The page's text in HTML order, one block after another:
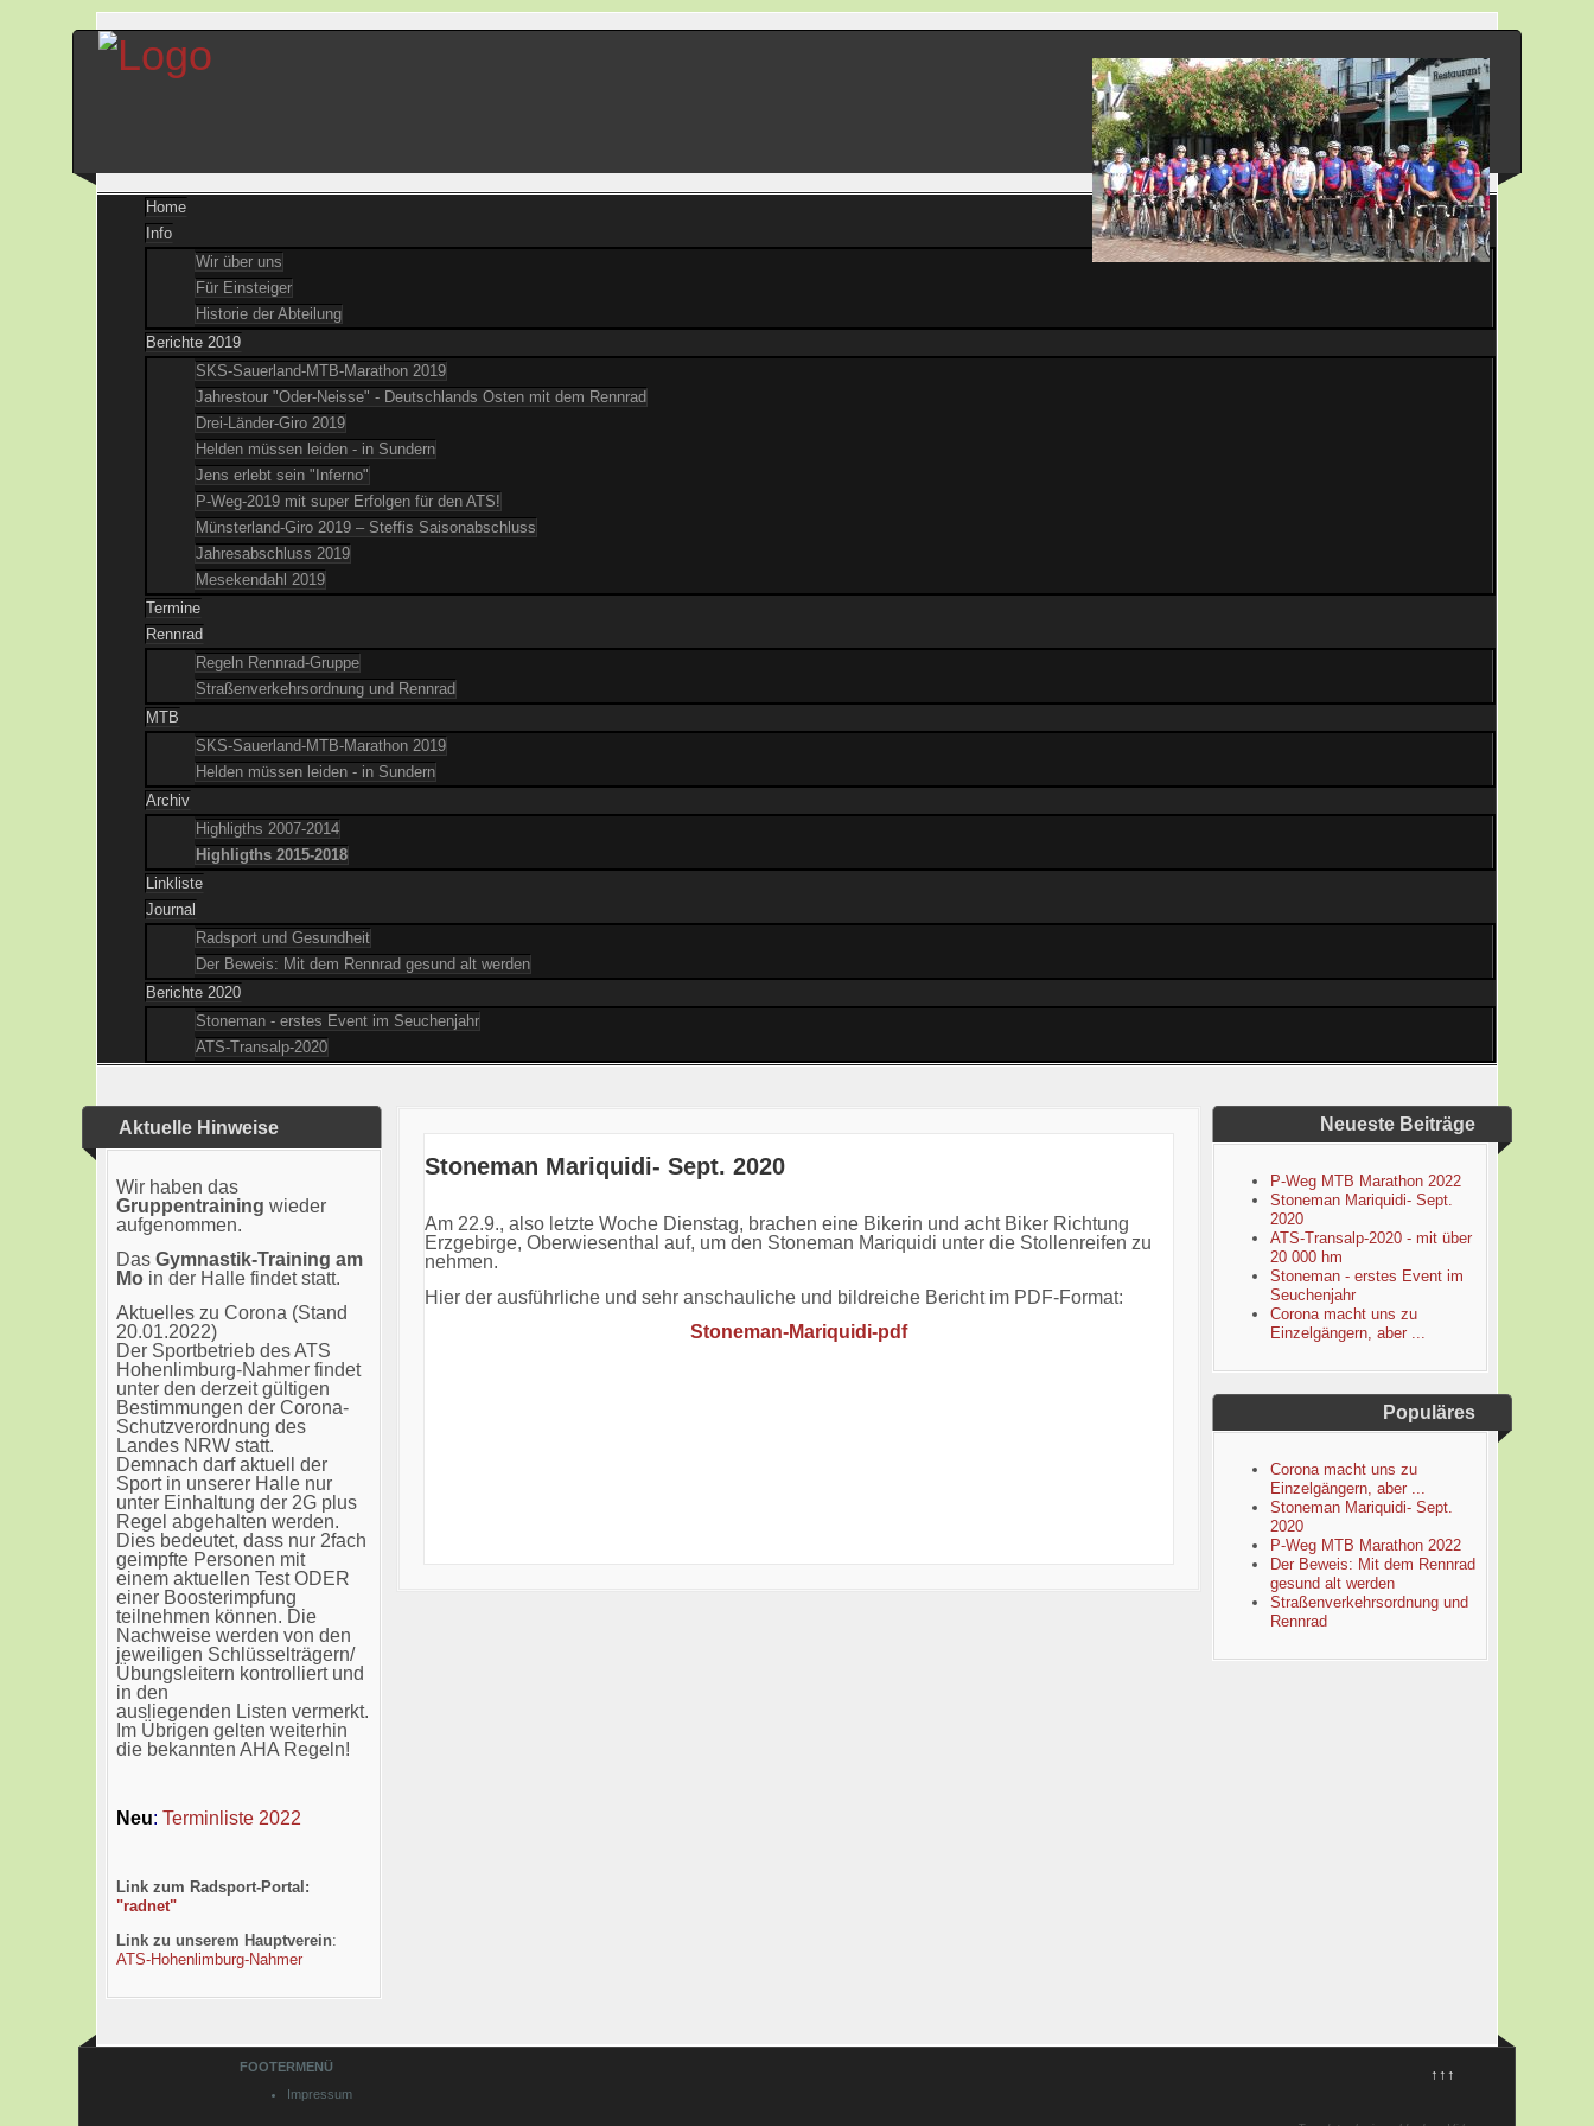
Home
Info
Wir über uns
Für Einsteiger
Historie der Abteilung
Berichte 2019
SKS-Sauerland-MTB-Marathon 2019
Jahrestour "Oder-Neisse" - Deutschlands Osten mit dem Rennrad
Drei-Länder-Giro 2019
Helden müssen leiden - in Sundern
Jens erlebt sein "Inferno"
P-Weg-2019 mit super Erfolgen für den ATS!
Münsterland-Giro 2019 – Steffis Saisonabschluss
Jahresabschluss 2019
Mesekendahl 2019
Termine
Rennrad
Regeln Rennrad-Gruppe
Straßenverkehrsordnung und Rennrad
MTB
SKS-Sauerland-MTB-Marathon 2019
Helden müssen leiden - in Sundern
Archiv
Highligths 2007-2014
Highligths 2015-2018
Linkliste
Journal
Radsport und Gesundheit
Der Beweis: Mit dem Rennrad gesund alt werden
Berichte 2020
Stoneman - erstes Event im Seuchenjahr
ATS-Transalp-2020
Aktuelle Hinweise
Wir haben das
Gruppentraining wieder
aufgenommen.
Das Gymnastik-Training am
Moin der Halle findet statt.
Aktuelles zu Corona (Stand
20.01.2022)
Der Sportbetrieb des ATS
Hohenlimburg-Nahmer findet
unter den derzeit gültigen
Bestimmungen der Corona-
Schutzverordnung des
Landes NRW statt.
Demnach darf aktuell der
Sport in unserer Halle nur
unter Einhaltung der 2G plus
Regel abgehalten werden.
Dies bedeutet, dass nur 2fach
geimpfte Personen mit
einem aktuellen Test ODER
einer Boosterimpfung
teilnehmen können. Die
Nachweise werden von den
jeweiligen Schlüsselträgern/
Übungsleitern kontrolliert und
in den
ausliegenden Listen vermerkt.
Im Übrigen gelten weiterhin
die bekannten AHA Regeln!
Neu: Terminliste 2022
Link zum Radsport-Portal:
"radnet"
Link zu unserem Hauptverein:
ATS-Hohenlimburg-Nahmer
Stoneman Mariquidi- Sept. 2020
Am 22.9., also letzte Woche Dienstag, brachen eine Bikerin und acht Biker Richtung
Erzgebirge, Oberwiesenthal auf, um den Stoneman Mariquidi unter die Stollenreifen zu
nehmen.
Hier der ausführliche und sehr anschauliche und bildreiche Bericht im PDF-Format:
Stoneman-Mariquidi-pdf
Neueste Beiträge
P-Weg MTB Marathon 2022
Stoneman Mariquidi- Sept.
2020
ATS-Transalp-2020 - mit über
20 000 hm
Stoneman - erstes Event im
Seuchenjahr
Corona macht uns zu
Einzelgängern, aber ...
Populäres
Corona macht uns zu
Einzelgängern, aber ...
Stoneman Mariquidi- Sept.
2020
P-Weg MTB Marathon 2022
Der Beweis: Mit dem Rennrad
gesund alt werden
Straßenverkehrsordnung und
Rennrad
↑↑↑
FOOTERMENÜ
Impressum